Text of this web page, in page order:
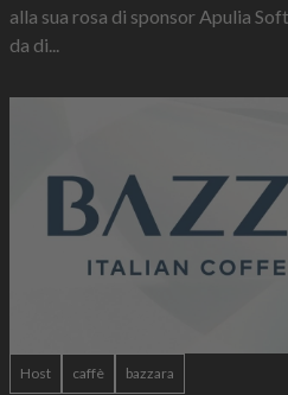
alla sua rosa di sponsor Apulia
da di...
Host caffè bazzara